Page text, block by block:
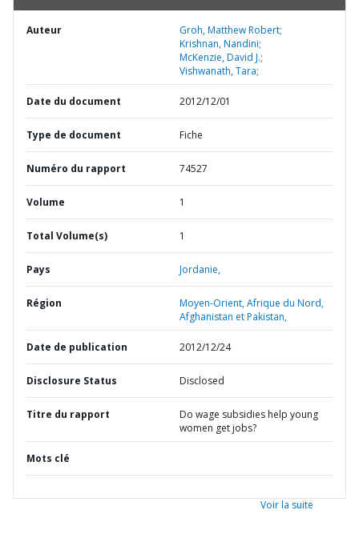
Auteur
Groh, Matthew Robert;
Krishnan, Nandini;
McKenzie, David J.;
Vishwanath, Tara;
Date du document 2012/12/01
Type de document Fiche
Numéro du rapport 74527
Volume 1
Total Volume(s) 1
Pays Jordanie,
Région
Moyen-Orient, Afrique du Nord,
Afghanistan et Pakistan,
Date de publication 2012/12/24
Disclosure Status Disclosed
Titre du rapport
Do wage subsidies help young
women get jobs?
Mots clé
Voir la suite